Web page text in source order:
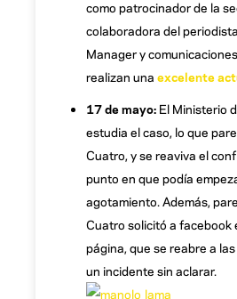
como patrocinador de la
colaboradora del
Manager y
realizan una excelente
17 de mayo: El Ministerio
estudia el caso, lo que
Cuatro, y se reaviva el
punto en que podía
agotamiento. Además,
Cuatro solicitó a facebook
página, que se reabre a
un incidente sin aclarar.